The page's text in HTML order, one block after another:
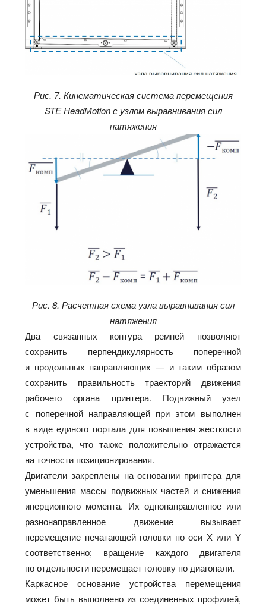
Рис. 7. Кинематическая система перемещения
STE HeadMotion с узлом выравнивания сил
натяжения
Рис. 8. Расчетная схема узла выравнивания сил
натяжения
Два связанных контура ремней позволяют
сохранить перпендикулярность поперечной
и продольных направляющих — и таким образом
сохранить правильность траекторий движения
рабочего органа принтера. Подвижный узел
с поперечной направляющей при этом выполнен
в виде единого портала для повышения жесткости
устройства, что также положительно отражается
на точности позиционирования.
Двигатели закреплены на основании принтера для
уменьшения массы подвижных частей и снижения
инерционного момента. Их однонаправленное или
разнонаправленное движение вызывает
перемещение печатающей головки по оси X или Y
соответственно; вращение каждого двигателя
по отдельности перемещает головку по диагонали.
Каркасное основание устройства перемещения
может быть выполнено из соединенных профилей,